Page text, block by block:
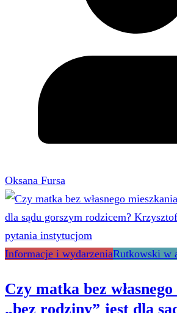
Oksana Fursa
Informacje i wydarzeniaRutkowski w
Czy matka bez
„bez rodziny” jest dla